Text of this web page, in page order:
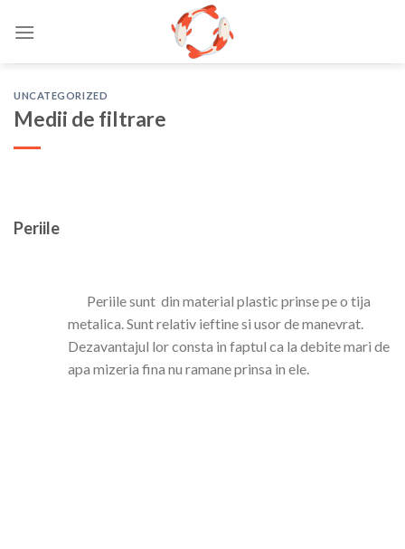
UNCATEGORIZED
Medii de filtrare
Periile
Periile sunt din material plastic prinse pe o tija
metalica. Sunt relativ ieftine si usor de manevrat.
Dezavantajul lor consta in faptul ca la debite mari de
apa mizeria fina nu ramane prinsa in ele.